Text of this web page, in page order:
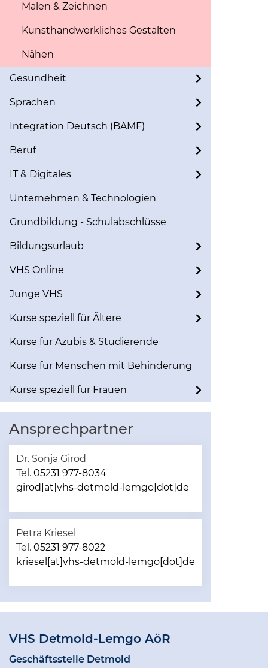
Malen & Zeichnen
Kunsthandwerkliches Gestalten
Nähen
Gesundheit
Sprachen
Integration Deutsch (BAMF)
Beruf
IT & Digitales
Unternehmen & Technologien
Grundbildung - Schulabschlüsse
Bildungsurlaub
VHS Online
Junge VHS
Kurse speziell für Ältere
Kurse für Azubis & Studierende
Kurse für Menschen mit Behinderung
Kurse speziell für Frauen
Ansprechpartner
Dr. Sonja Girod
Tel. 05231 977-8034
girod[at]vhs-detmold-lemgo[dot]de
Petra Kriesel
Tel. 05231 977-8022
kriesel[at]vhs-detmold-lemgo[dot]de
VHS Detmold-Lemgo AöR
Geschäftsstelle Detmold